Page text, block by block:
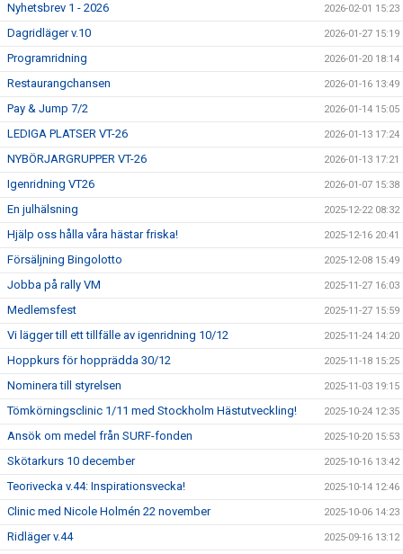
Nyhetsbrev 1 - 2026 2026-02-01 15:23
Dagridläger v.10 2026-01-27 15:19
Programridning 2026-01-20 18:14
Restaurangchansen 2026-01-16 13:49
Pay & Jump 7/2 2026-01-14 15:05
LEDIGA PLATSER VT-26 2026-01-13 17:24
NYBÖRJARGRUPPER VT-26 2026-01-13 17:21
Igenridning VT26 2026-01-07 15:38
En julhälsning 2025-12-22 08:32
Hjälp oss hålla våra hästar friska! 2025-12-16 20:41
Försäljning Bingolotto 2025-12-08 15:49
Jobba på rally VM 2025-11-27 16:03
Medlemsfest 2025-11-27 15:59
Vi lägger till ett tillfälle av igenridning 10/12 2025-11-24 14:20
Hoppkurs för hopprädda 30/12 2025-11-18 15:25
Nominera till styrelsen 2025-11-03 19:15
Tömkörningsclinic 1/11 med Stockholm Hästutveckling! 2025-10-24 12:35
Ansök om medel från SURF-fonden 2025-10-20 15:53
Skötarkurs 10 december 2025-10-16 13:42
Teorivecka v.44: Inspirationsvecka! 2025-10-14 12:46
Clinic med Nicole Holmén 22 november 2025-10-06 14:23
Ridläger v.44 2025-09-16 13:12